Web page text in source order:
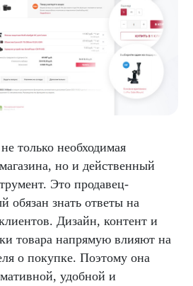
только необходимая
но и действенный
Это продавец-
обязан знать ответы на
Дизайн, контент и
товара напрямую влияют на
о покупке. Поэтому она
удобной и